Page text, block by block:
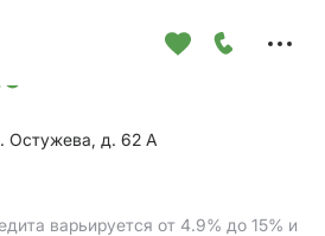
Остужева, д. 62 А
варьируется от 4.9% до 15% и